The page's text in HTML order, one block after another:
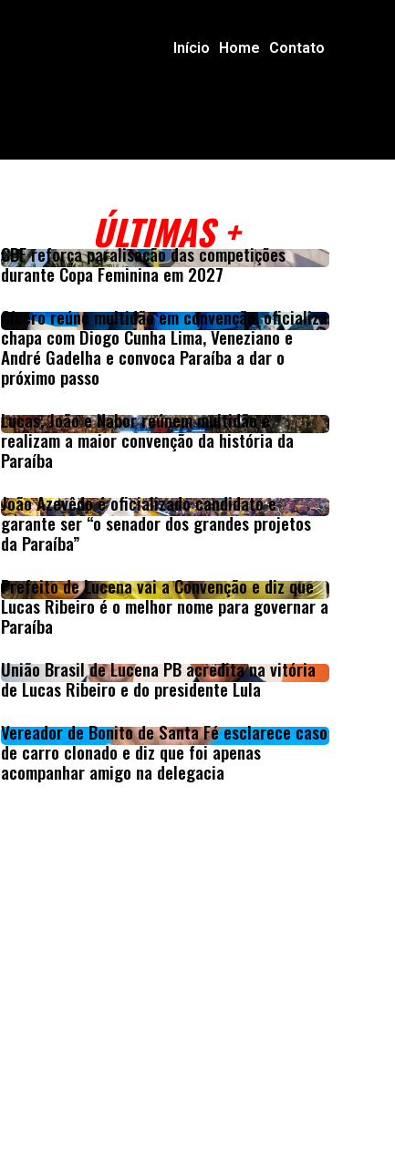
Início Home Contato
ÚLTIMAS +
CBF reforça paralisação das competições
durante Copa Feminina em 2027
Cícero reúne multidão em convenção, oficializa
chapa com Diogo Cunha Lima, Veneziano e
André Gadelha e convoca Paraíba a dar o
próximo passo
Lucas, João e Nabor reúnem multidão e
realizam a maior convenção da história da
Paraíba
João Azevêdo é oficializado candidato e
garante ser “o senador dos grandes projetos
da Paraíba”
Prefeito de Lucena vai a Convenção e diz que
Lucas Ribeiro é o melhor nome para governar a
Paraíba
União Brasil de Lucena PB acredita na vitória
de Lucas Ribeiro e do presidente Lula
Vereador de Bonito de Santa Fé esclarece caso
de carro clonado e diz que foi apenas
acompanhar amigo na delegacia